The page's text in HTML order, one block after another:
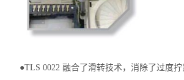
●TLS 0022 融合了滑转技术，消除了过度